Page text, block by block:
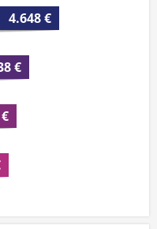
4.648 €
€